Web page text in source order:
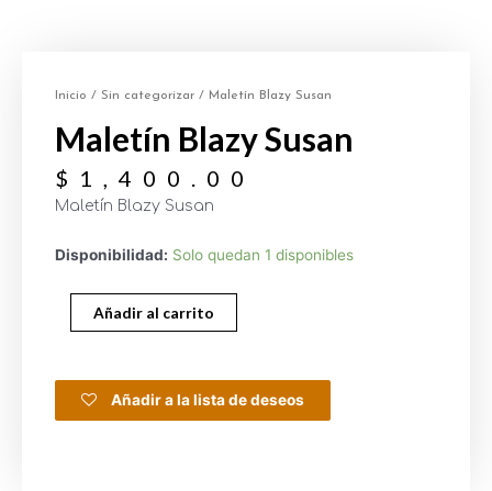
Inicio / Sin categorizar / Maletín Blazy Susan
Maletín Blazy Susan
$ 1,400.00
Maletín Blazy Susan
Disponibilidad: Solo quedan 1 disponibles
Añadir al carrito
Añadir a la lista de deseos